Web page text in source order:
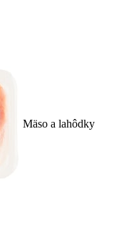
Mäso a lahôdky